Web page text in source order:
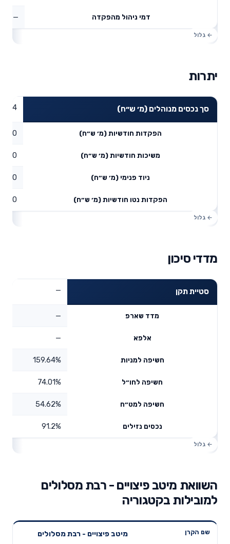
דמי ניהול מהפקדה —
יתרות
סך נכסים מנוהלים (מ׳ ש״ח)
הפקדות חודשיות (מ׳ ש״ח) 0
משיכות חודשיות (מ׳ ש״ח) 0
ניוד פנימי (מ׳ ש״ח) 0
הפקדות נטו חודשיות (מ׳ ש״ח) 0
מדדי סיכון
סטיית תקן —
מדד שארפ —
אלפא —
חשיפה למניות 159.64%
חשיפה לחו״ל 74.01%
חשיפה למט״ח 54.62%
נכסים נזילים 91.2%
השוואת מיטב פיצויים - רבת מסלולים
למובילות בקטגוריה
תשואה
דמי ניהול
מיטב פיצויים - רבת מסלולים